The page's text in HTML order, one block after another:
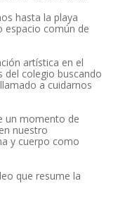
hasta la playa
espacio común de
artística en el
del colegio buscando
a cuidarnos
un momento de
nuestro
y cuerpo como
que resume la